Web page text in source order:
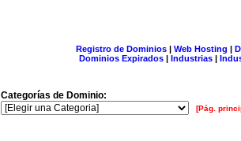
Registro de Dominios| Web Hosting |
Dominios Expirados | Industrias |
Categorías de Dominio:
[Pág.